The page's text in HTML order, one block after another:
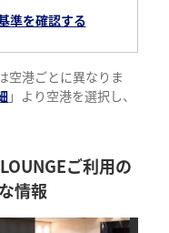
準を確認する
空港ごとに異なりま
」より空港を選択し、
ご利用の
情報